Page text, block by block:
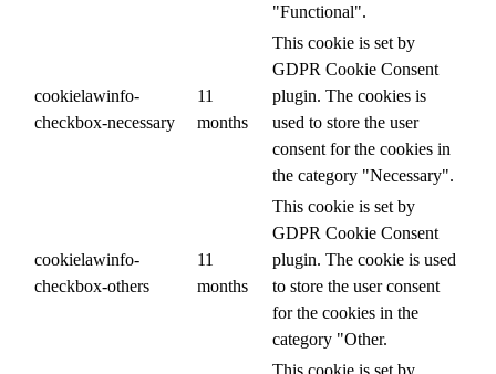
"Functional".
cookielawinfo-
checkbox-necessary
11
months
This cookie is set by
GDPR Cookie Consent
plugin. The cookies is
used to store the user
consent for the cookies in
the category "Necessary".
cookielawinfo-
checkbox-others
11
months
This cookie is set by
GDPR Cookie Consent
plugin. The cookie is used
to store the user consent
for the cookies in the
category "Other.
This cookie is set by